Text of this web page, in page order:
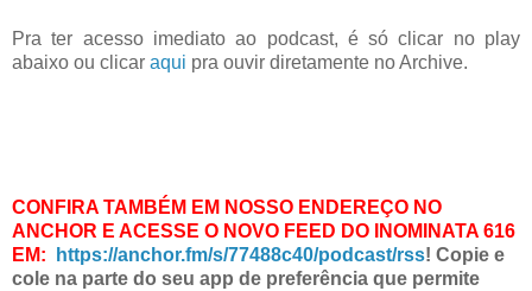
Pra ter acesso imediato ao podcast, é só clicar no play
abaixo ou clicar aqui pra ouvir diretamente no Archive.
CONFIRA TAMBÉM EM NOSSO ENDEREÇO NO
ANCHOR E ACESSE O NOVO FEED DO INOMINATA 616
EM:
https://anchor.fm/s/77488c40/podcast/rss! Copie e
cole na parte do seu app de preferência que permite